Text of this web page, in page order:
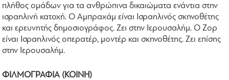
πλήθος ομάδων για τα ανθρώπινα δικαιώματα ενάντια στην
ισραηλινή κατοχή. Ο Αμπραχάμ είναι Ισραηλινός σκηνοθέτης
και ερευνητής δημοσιογράφος. Ζει στην Ιερουσαλήμ. Ο Ζορ
είναι Ισραηλινός οπερατέρ, μοντέρ και σκηνοθέτης. Ζει επίσης
στην Ιερουσαλήμ.
ΦΙΛΜΟΓΡΑΦΙΑ (ΚΟΙΝΗ)